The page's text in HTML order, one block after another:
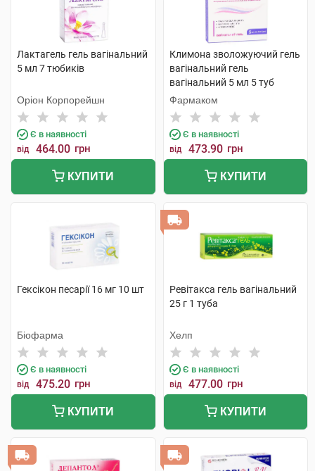
Лактагель гель вагінальний
5 мл 7 тюбиків
Оріон Корпорейшн
Є в наявності
від 464.00 грн
КУПИТИ
Климона зволожуючий гель
вагінальний гель
вагінальний 5 мл 5 туб
Фармаком
Є в наявності
від 473.90 грн
КУПИТИ
Гексікон песарії 16 мг 10 шт
Біофарма
Є в наявності
від 475.20 грн
КУПИТИ
Ревітакса гель вагінальний
25 г 1 туба
Хелп
Є в наявності
від 477.00 грн
КУПИТИ